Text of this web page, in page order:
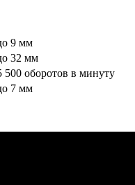
9 мм
32 мм
500 оборотов в минуту
7 мм